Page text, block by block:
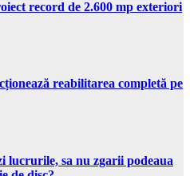
record de 2.600 mp exteriori
reabilitarea completă pe
lucrurile, sa nu zgarii podeaua